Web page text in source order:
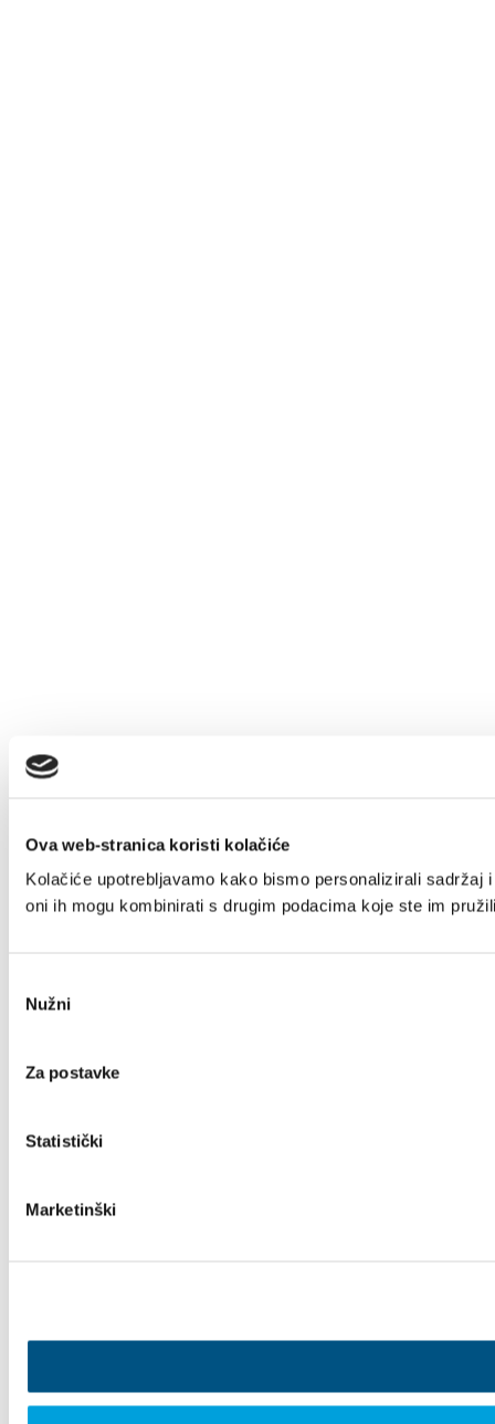
Ova web-stranica koristi kolačiće
Kolačiće upotrebljavamo kako bismo personalizirali
oni ih mogu kombinirati s drugim podacima koje ste im
pristanka
Nužni
Za postavke
Statistički
Marketinški